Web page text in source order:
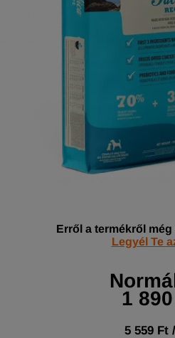
Erről a termékről
Legyél Te
1
5 559 Ft